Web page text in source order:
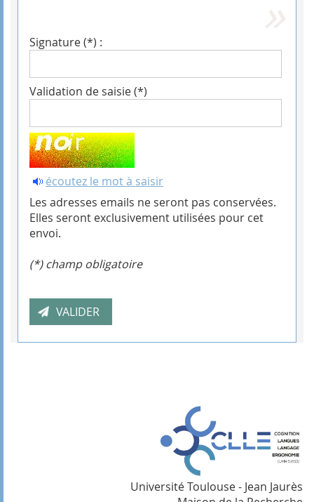
Signature (*) :
Validation de saisie (*)
écoutez le mot à saisir
Les adresses emails ne seront pas conservées.
Elles seront exclusivement utilisées pour cet
envoi.
(*) champ obligatoire
Université Toulouse - Jean Jaurès